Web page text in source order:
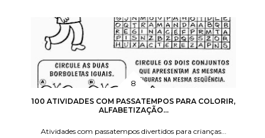
100 ATIVIDADES COM PASSATEMPOS PARA COLORIR,
ALFABETIZAÇÃO...
Atividades com passatempos divertidos para crianças...